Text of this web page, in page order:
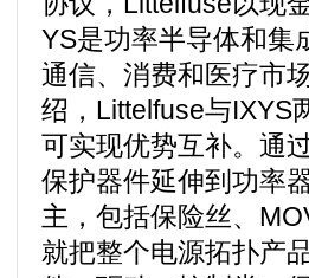
YS是功率半导体和集
通信、消费和医疗市
绍，Littelfuse与IXYS
可实现优势互补。通
保护器件延伸到功率
主，包括保险丝、
就把整个电源拓扑产